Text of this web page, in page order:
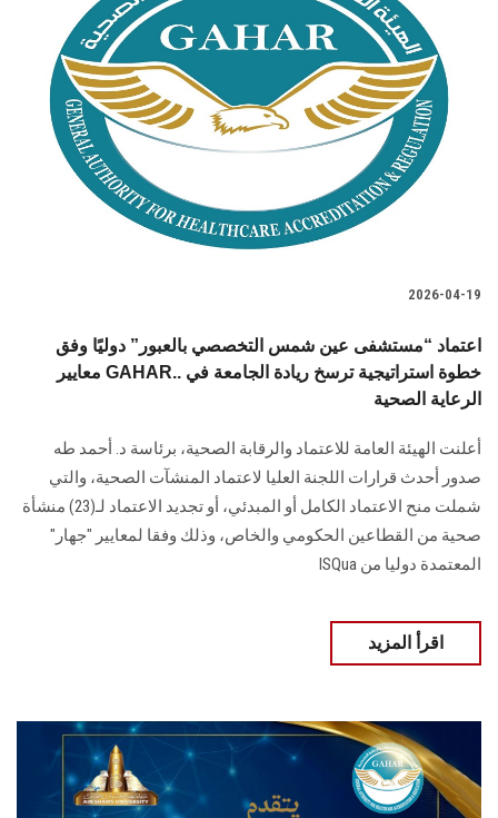
تواصل معنا
الطلاب
هيئة التدريس
الدراسات العليا
الزائـرون
سجل الان
2026-04-19
اعتماد “مستشفى عين شمس التخصصي بالعبور” دوليًا وفق
معايير GAHAR.. خطوة استراتيجية ترسخ ريادة الجامعة في
الرعاية الصحية
أعلنت الهيئة العامة للاعتماد والرقابة الصحية، برئاسة د. أحمد طه
صدور أحدث قرارات اللجنة العليا لاعتماد المنشآت الصحية، والتي
شملت منح الاعتماد الكامل أو المبدئي، أو تجديد الاعتماد لـ(23) منشأة
صحية من القطاعين الحكومي والخاص، وذلك وفقا لمعايير "جهار"
المعتمدة دوليا من ISQua
اقرأ المزيد